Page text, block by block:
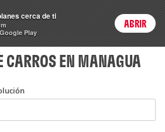
Login
CARROS EN MANAGUA
cerca de ti
Play
ABRIR